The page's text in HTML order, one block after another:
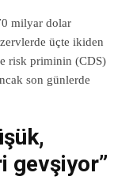
milyar dolar
üçte ikiden
risk priminin (CDS)
son günlerde
gevşiyor”